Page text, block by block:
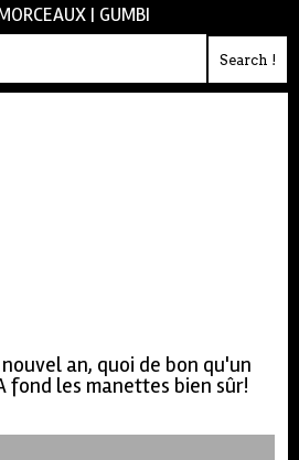
| GUMBI
an, quoi de bon qu'un
fond les manettes bien sûr!